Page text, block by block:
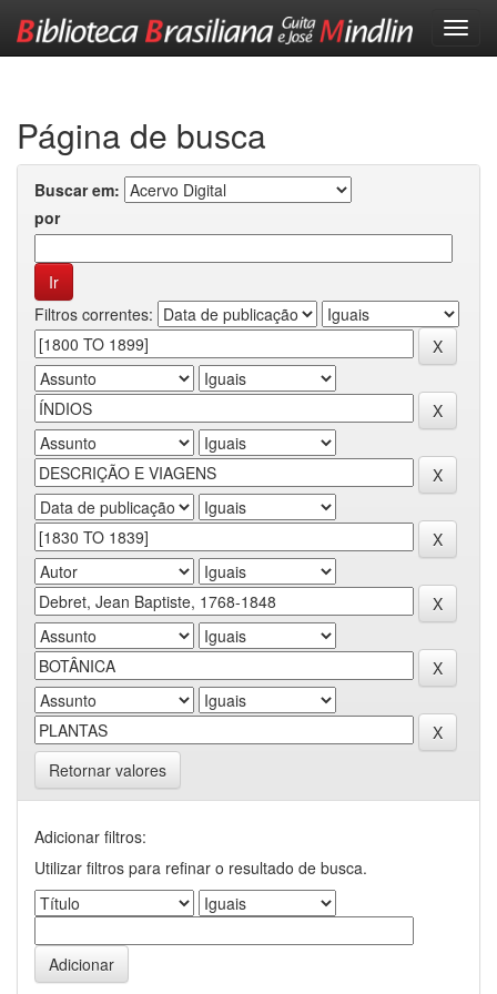
Página de busca
Buscar em:
por
Filtros correntes:
Retornar valores
Adicionar filtros:
Utilizar filtros para refinar o resultado de busca.